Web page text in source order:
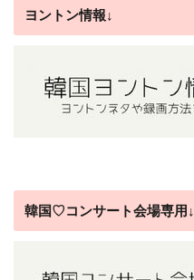
ヨントン情報↓
韓国♡コンサート会場専用↓